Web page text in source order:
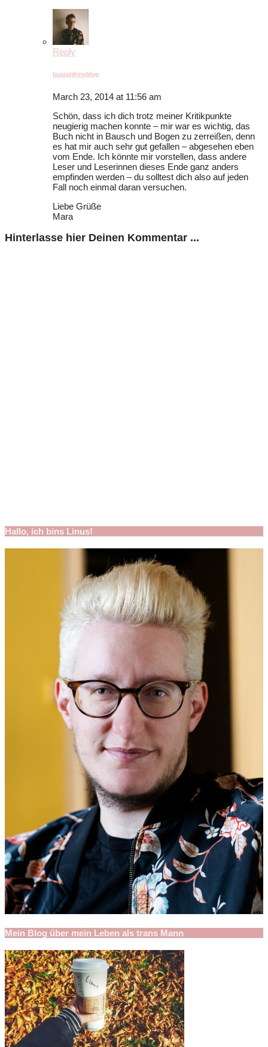
Reply
buzzaldrinsblog
March 23, 2014 at 11:56 am
Schön, dass ich dich trotz meiner Kritikpunkte
neugierig machen konnte – mir war es wichtig, das
Buch nicht in Bausch und Bogen zu zerreißen, denn
es hat mir auch sehr gut gefallen – abgesehen eben
vom Ende. Ich könnte mir vorstellen, dass andere
Leser und Leserinnen dieses Ende ganz anders
empfinden werden – du solltest dich also auf jeden
Fall noch einmal daran versuchen.
Liebe Grüße
Mara
Hinterlasse hier Deinen Kommentar ...
Hallo, ich bins Linus!
Mein Blog über mein Leben als trans Mann